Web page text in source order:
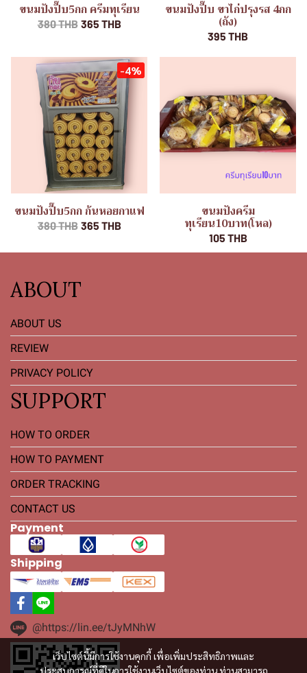
ขนมปังปี๊บ5กก ครีมทุเรียน
380 THB 365 THB
ขนมปังปี๊บ ขาไก่ปรุงรส 4กก
(ถัง)
395 THB
-4%
ขนมปังปี๊บ5กก ก้นหอยกาแฟ
380 THB 365 THB
ขนมปังครีม
ทุเรียน10บาท(โหล)
105 THB
เว็บไซต์นี้มีการใช้งานคุกกี้ เพื่อเพิ่มประสิทธิภาพและ
ประสบการณ์ที่ดีในการใช้งานเว็บไซต์ของท่าน ท่านสามารถ
ABOUT
ABOUT US
REVIEW
PRIVACY POLICY
SUPPORT
HOW TO ORDER
HOW TO PAYMENT
ORDER TRACKING
CONTACT US
Payment
Shipping
@https://lin.ee/tJyMNhW